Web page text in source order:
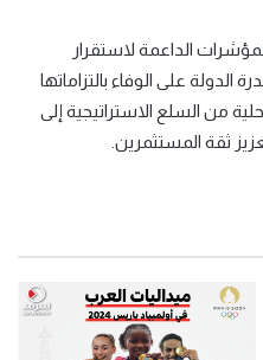
الداعمة لاستقرار
الدولة على الوفاء بالتزاماتها
من السلع الاستراتيجية إلى
ثقة المستثمرين.